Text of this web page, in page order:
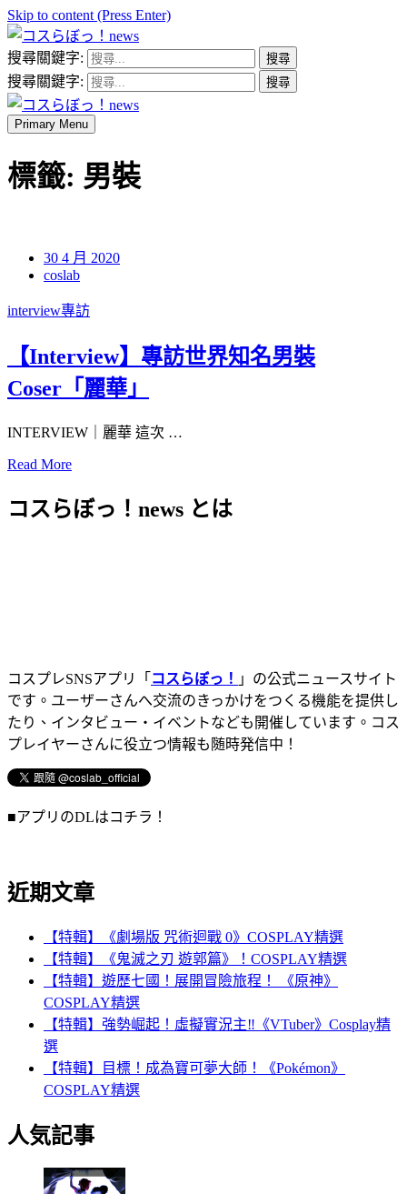
Skip to content (Press Enter)
コスらぼっ！news
搜尋關鍵字:
搜尋關鍵字:
Primary Menu
標籤: 男裝
30 4 月 2020
coslab
interview專訪
【Interview】專訪世界知名男裝
Coser「麗華」
INTERVIEW｜麗華 這次 …
Read More
コスらぼっ！news とは
コスプレSNSアプリ「 コスらぼっ！ 」の公式ニュースサイト
です。ユーザーさんへ交流のきっかけをつくる機能を提供し
たり、インタビュー・イベントなども開催しています。コス
プレイヤーさんに役立つ情報も随時発信中！
■アプリのDLはコチラ！
近期文章
【特輯】《劇場版 咒術迴戰 0》COSPLAY精選
【特輯】《鬼滅之刃 遊郭篇》！COSPLAY精選
【特輯】遊歷七國！展開冒險旅程！ 《原神》
COSPLAY精選
【特輯】強勢崛起！虛擬實況主‼️《VTuber》Cosplay精
選
【特輯】目標！成為寶可夢大師！《Pokémon》
COSPLAY精選
人気記事